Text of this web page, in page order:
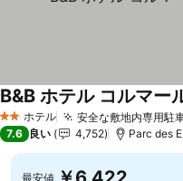
2 ホテルのランク
ホテル 安全な敷地内専用駐
B&B ホテル コルマー
7.6 良い 4,752 Parc des
最安値